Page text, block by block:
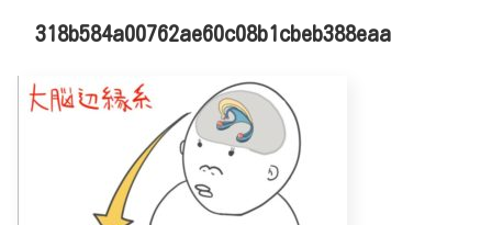
318b584a00762ae60c08b1cbeb388eaa